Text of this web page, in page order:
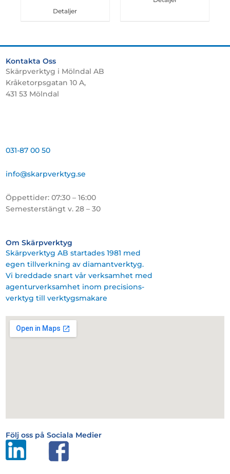
Detaljer
Kontakta Oss
Skärpverktyg i Mölndal AB
Kråketorpsgatan 10 A,
431 53 Mölndal
031-87 00 50
info@skarpverktyg.se
Öppettider: 07:30 – 16:00
Semesterstängt v. 28 – 30
Om Skärpverktyg
Skärpverktyg AB startades 1981 med
egen tillverkning av diamantverktyg.
Vi breddade snart vår verksamhet med
agenturverksamhet inom precisions-
verktyg till verktygsmakare
Följ oss på Sociala Medier